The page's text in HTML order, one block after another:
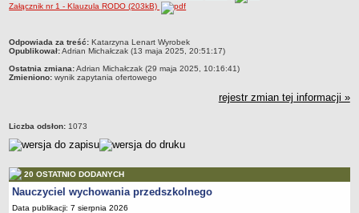
OGŁOSZENIA
2021
2025
RAPORTY O STANIE DOSTĘPNOŚCI
Załącznik nr 1 - Klauzula RODO (203kB)
metryczka
Odpowiada za treść: Katarzyna Lenart Wyrobek
Opublikował:Adrian Michałczak (13 maja 2025, 20:51:17)
Ostatnia zmiana:Adrian Michałczak (29 maja 2025, 10:16:41)
Zmieniono: wynik zapytania ofertowego
rejestr zmian tej informacji »
Liczba odsłon: 1073
20 OSTATNIO DODANYCH
Nauczyciel wychowania przedszkolnego
Data publikacji: 7 sierpnia 2026